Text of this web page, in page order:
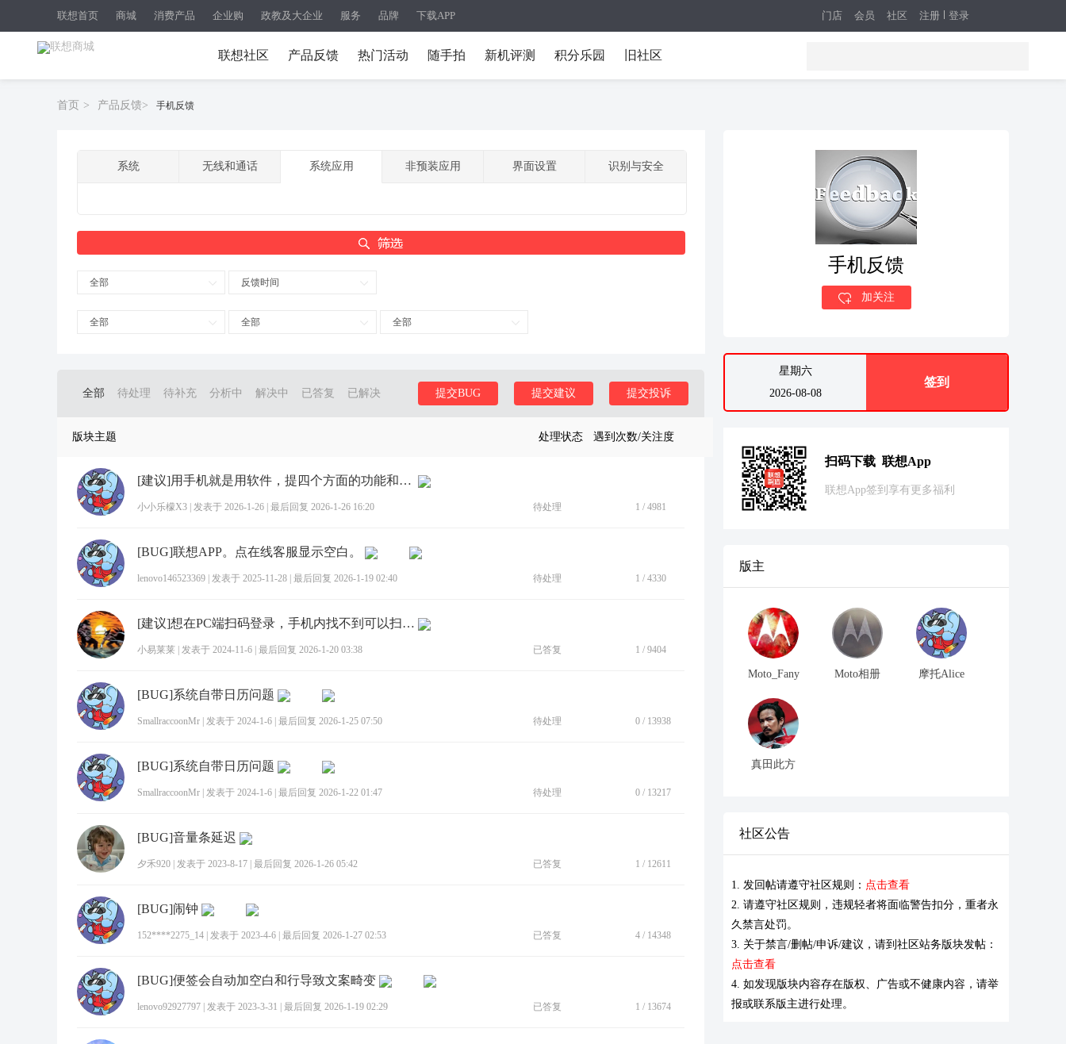
联想首页 商城 消费产品 企业购 政教及大企业 服务 品牌 下载APP 注册 登录
门店 会员 社区
联想社区 产品反馈 热门活动 随手拍 新机评测 积分乐园 旧社区
首页 > 产品反馈> 手机反馈
系统 无线和通话 系统应用 非预装应用 界面设置 识别与安全
全部 反馈时间
全部 全部 全部
全部 待处理 待补充 分析中 解决中 已答复 已解决 提交投诉
提交建议
提交BUG
版块主题 处理状态 遇到次数/关注度
[建议]用手机就是用软件，提四个方面的功能和细节的改进。
小小乐檬X3 发表于 2026-1-26 最后回复 2026-1-26 16:20 待处理 1 / 4981
[BUG]联想APP。点在线客服显示空白。
lenovo146523369 发表于 2025-11-28 最后回复 2026-1-19 02:40 待处理 1 / 4330
[建议]想在PC端扫码登录，手机内找不到可以扫码的应用
小易莱莱 发表于 2024-11-6 最后回复 2026-1-20 03:38 已答复 1 / 9404
[BUG]系统自带日历问题
SmallraccoonMr 发表于 2024-1-6 最后回复 2026-1-25 07:50 待处理 0 / 13938
[BUG]系统自带日历问题
SmallraccoonMr 发表于 2024-1-6 最后回复 2026-1-22 01:47 待处理 0 / 13217
[BUG]音量条延迟
夕禾920 发表于 2023-8-17 最后回复 2026-1-26 05:42 已答复 1 / 12611
[BUG]闹钟
152****2275_14 发表于 2023-4-6 最后回复 2026-1-27 02:53 已答复 4 / 14348
[BUG]便签会自动加空白和行导致文案畸变
lenovo92927797 发表于 2023-3-31 最后回复 2026-1-19 02:29 已答复 1 / 13674
手机反馈
加关注
星期六
2026-08-08
签到
扫码下载 联想App
联想App签到享有更多福利
版主
Moto_Fany Moto相册 摩托Alice
真田此方
社区公告
1. 发回帖请遵守社区规则： 点击查看
2. 请遵守社区规则，违规轻者将面临警告扣分，重者永
久禁言处罚。
3. 关于禁言/删帖/申诉/建议，请到社区站务版块发帖：
点击查看
4. 如发现版块内容存在版权、广告或不健康内容，请举
报或联系版主进行处理。